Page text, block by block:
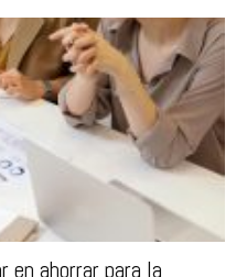
en ahorrar para la